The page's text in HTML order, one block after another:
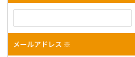
メールアドレス ※